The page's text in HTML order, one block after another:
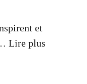
et
Lire plus